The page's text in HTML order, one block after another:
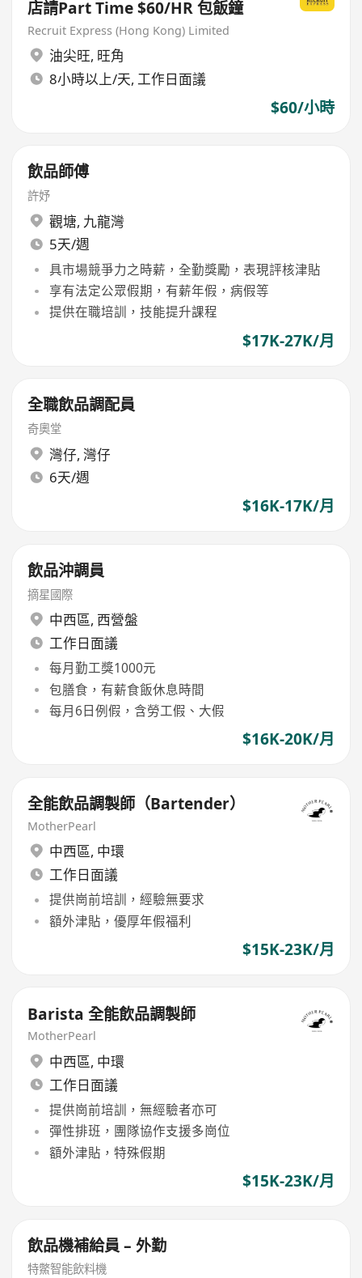
店請Part Time $60/HR 包飯鐘
Recruit Express (Hong Kong) Limited
油尖旺, 旺角
8小時以上/天, 工作日面議
$60/小時
飲品師傅
許妤
觀塘, 九龍灣
5天/週
具市場競爭力之時薪，全勤獎勵，表現評核津貼
享有法定公眾假期，有薪年假，病假等
提供在職培訓，技能提升課程
$17K-27K/月
全職飲品調配員
奇奧堂
灣仔, 灣仔
6天/週
$16K-17K/月
飲品沖調員
摘星國際
中西區, 西營盤
工作日面議
每月勤工獎1000元
包膳食，有薪食飯休息時間
每月6日例假，含勞工假、大假
$16K-20K/月
全能飲品調製師（Bartender）
MotherPearl
中西區, 中環
工作日面議
提供崗前培訓，經驗無要求
額外津貼，優厚年假福利
$15K-23K/月
Barista 全能飲品調製師
MotherPearl
中西區, 中環
工作日面議
提供崗前培訓，無經驗者亦可
彈性排班，團隊協作支援多崗位
額外津貼，特殊假期
$15K-23K/月
飲品機補給員 – 外勤
特鱉智能飲料機